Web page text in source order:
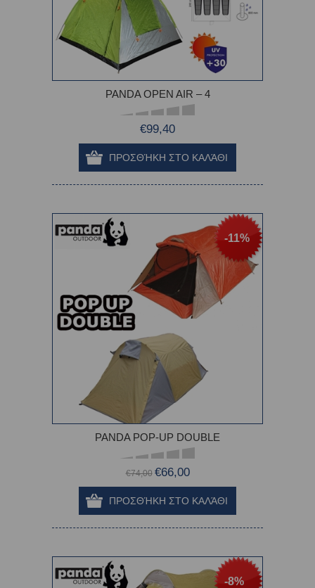
PANDA OPEN AIR – 4
€99,40
-11%
PANDA POP-UP DOUBLE
€74,00 €66,00
-8%